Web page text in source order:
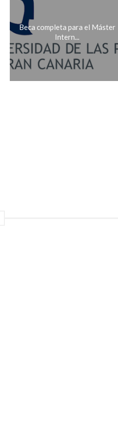
Beca completa para el Máster
Intern...